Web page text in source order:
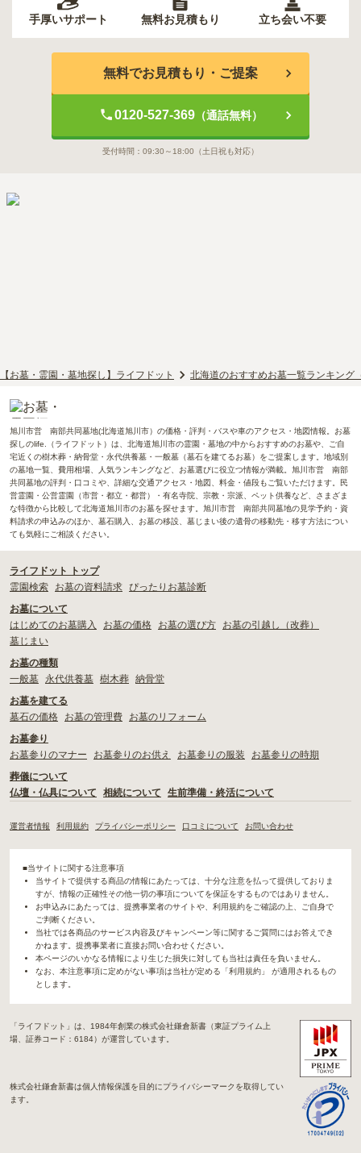
手厚いサポート 無料お見積もり 立ち会い不要
無料でお見積もり・ご提案
0120-527-369（通話無料）
受付時間： 09:30～18:00 （土日祝も対応）
【お墓・霊園・墓地探し】ライフドット 北海道のおすすめお墓一覧ランキング
旭川市営 南部共同墓地(北海道旭川市）の価格・評判・バスや車のアクセス・地図情報。お墓
探しのlife.（ライフドット）は、北海道旭川市の霊園・墓地の中からおすすめのお墓や、ご自
宅近くの樹木葬・納骨堂・永代供養墓・一般墓（墓石を建てるお墓）をご提案します。地域別
の墓地一覧、費用相場、人気ランキングなど、お墓選びに役立つ情報が満載。旭川市営 南部
共同墓地の評判・口コミや、詳細な交通アクセス・地図、料金・値段もご覧いただけます。民
営霊園・公営霊園（市営・都立・都営）・有名寺院、宗教・宗派、ペット供養など、さまざま
な特徴から比較して北海道旭川市のお墓を探せます。旭川市営 南部共同墓地の見学予約・資
料請求の申込みのほか、墓石購入、お墓の移設、墓じまい後の遺骨の移動先・移す方法につい
ても気軽にご相談ください。
ライフドット トップ
霊園検索
お墓の資料請求 ぴったりお墓診断
お墓について
はじめてのお墓購入
お墓の価格 お墓の選び方
お墓の引越し（改葬）
墓じまい
お墓の種類
一般墓
永代供養墓 樹木葬 納骨堂
お墓を建てる
墓石の価格
お墓の管理費
お墓のリフォーム
お墓参り
お墓参りのマナー
お墓参りのお供え お墓参りの服装
お墓参りの時期
葬儀について
仏壇・仏具について
相続について 生前準備・終活について
運営者情報 利用規約 プライバシーポリシー 口コミについて お問い合わせ
■当サイトに関する注意事項
当サイトで提供する商品の情報にあたっては、十分な注意を払って提供しておりま
すが、情報の正確性その他一切の事項についてを保証をするものではありません。
お申込みにあたっては、提携事業者のサイトや、利用規約をご確認の上、ご自身で
ご判断ください。
当社では各商品のサービス内容及びキャンペーン等に関するご質問にはお答えでき
かねます。提携事業者に直接お問い合わせください。
本ページのいかなる情報により生じた損失に対しても当社は責任を負いません。
なお、本注意事項に定めがない事項は当社が定める「利用規約」 が適用されるもの
とします。
「ライフドット」は、1984年創業の株式会社鎌倉新書（東証プライム上
場、証券コード：6184）が運営しています。
株式会社鎌倉新書は個人情報保護を目的にプライバシーマークを取得してい
ます。